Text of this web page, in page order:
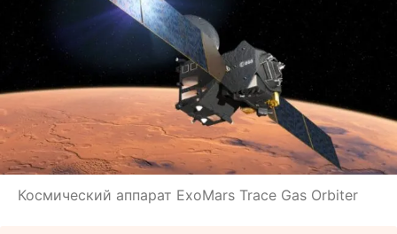
Космический аппарат ExoMars Trace Gas Orbiter